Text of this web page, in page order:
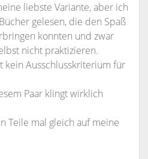
liebste Variante, aber ich
gelesen, die den Spaß
konnten und zwar
nicht praktizieren.
kein Ausschlusskriterium für
Paar klingt wirklich
Teile mal gleich auf meine